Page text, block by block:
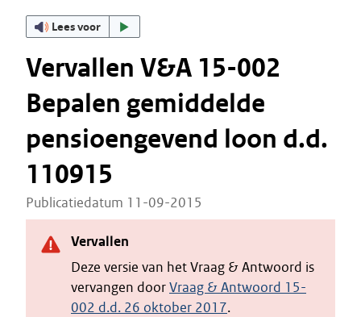
Lees voor
Vervallen V&A 15-002
Bepalen gemiddelde
pensioengevend loon d.d.
110915
Publicatiedatum 11-09-2015
Vervallen
Deze versie van het Vraag & Antwoord is
vervangen doorVraag & Antwoord 15-
002 d.d. 26 oktober 2017.